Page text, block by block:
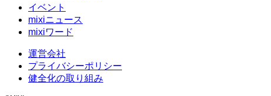
イベント
mixiニュース
mixiワード
運営会社
プライバシーポリシー
健全化の取り組み